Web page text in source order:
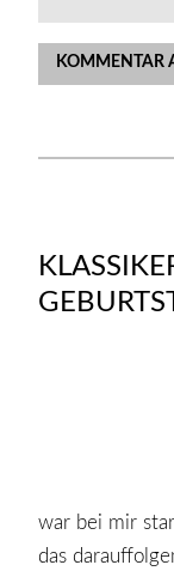
war bei mir
das